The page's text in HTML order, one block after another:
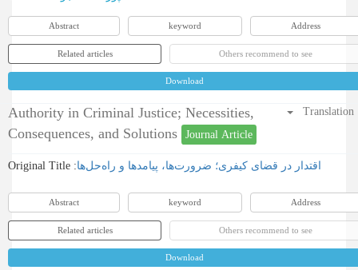
Abstract keyword Address
Related articles Others recommend to see
Download
Authority in Criminal Justice; Necessities,
Consequences, and Solutions
Journal Article
Translation
Original Title :اقتدار در قضای کیفری؛ ضرورت‌ها، پیامدها و راه‌حل‌ها
Abstract keyword Address
Related articles Others recommend to see
Download